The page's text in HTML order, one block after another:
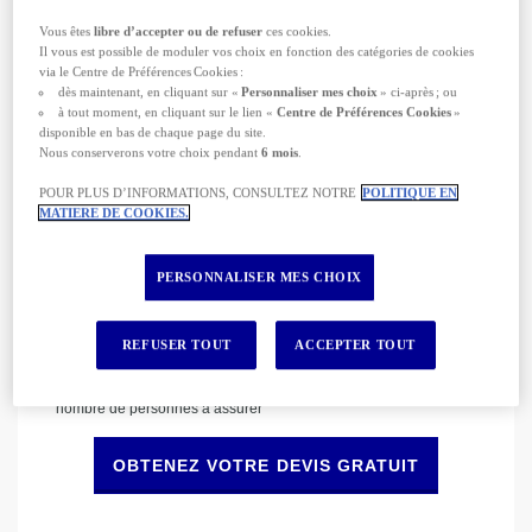
l’assurance frais de recherches et de
secours en mer et en montagne
l’avance de caution pénale à l’étranger et
prise en charge des frais d’avocat à
l’étranger (jusqu’à 3.000 €)
l’ assurance annulation
option)
choisie)
l’assurance de responsabilité civile vie
Découvrez toutes nos garanties
En quelques secondes, vous pouvez obtenir un
devis gratuitet souscrire
la meilleure assurance
voyage pour Bali.
nombre de personnes à assurer
OBTENEZ VOTRE DEVIS GRATUIT
Vous êteslibre d’accepter ou de refuser ces cookies.
Il vous est possible de moduler vos choix en fonction des catégories de cookies
via le Centre de Préférences Cookies :
dès maintenant, en cliquant sur « Personnaliser mes choix » ci-après ; ou
à tout moment, en cliquant sur le lien « Centre de Préférences Cookies »
disponible en bas de chaque page du site.
Nous conserverons votre choix pendant6 mois
POUR PLUS D’INFORMATIONS, CONSULTEZ NOTRE POLITIQUE EN
MATIERE DE COOKIES.
PERSONNALISER MES CHOIX
REFUSER TOUT ACCEPTER TOUT